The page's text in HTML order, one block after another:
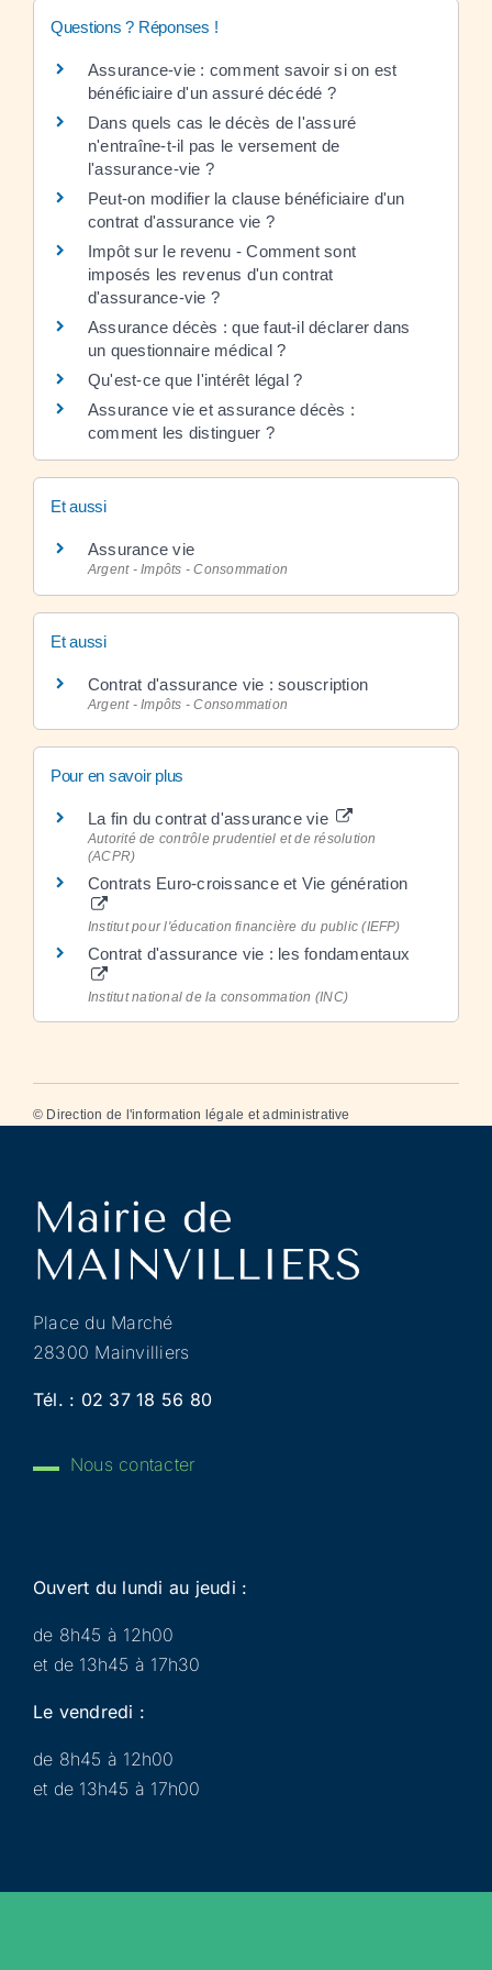
Questions ? Réponses !
Assurance-vie : comment savoir si on est
bénéficiaire d'un assuré décédé ?
Dans quels cas le décès de l'assuré
n'entraîne-t-il pas le versement de
l'assurance-vie ?
Peut-on modifier la clause bénéficiaire d'un
contrat d'assurance vie ?
Impôt sur le revenu - Comment sont
imposés les revenus d'un contrat
d'assurance-vie ?
Assurance décès : que faut-il déclarer dans
un questionnaire médical ?
Qu'est-ce que l'intérêt légal ?
Assurance vie et assurance décès :
comment les distinguer ?
Et aussi
Assurance vie
Argent - Impôts - Consommation
Et aussi
Contrat d'assurance vie : souscription
Argent - Impôts - Consommation
Pour en savoir plus
La fin du contrat d'assurance vie
Autorité de contrôle prudentiel et de résolution
(ACPR)
Contrats Euro-croissance et Vie génération
Institut pour l'éducation financière du public (IEFP)
Contrat d'assurance vie : les fondamentaux
Institut national de la consommation (INC)
© Direction de l'information légale et administrative
Place du Marché
28300 Mainvilliers
Tél. : 02 37 18 56 80
Nous contacter
Ouvert du lundi au jeudi :
de 8h45 à 12h00
et de 13h45 à 17h30
Le vendredi :
de 8h45 à 12h00
et de 13h45 à 17h00